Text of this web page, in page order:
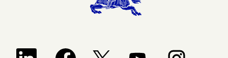
Opens in a new tab.Opens in a new tab.
Opens in a new tab.
Opens in a new tab.Opens in a new